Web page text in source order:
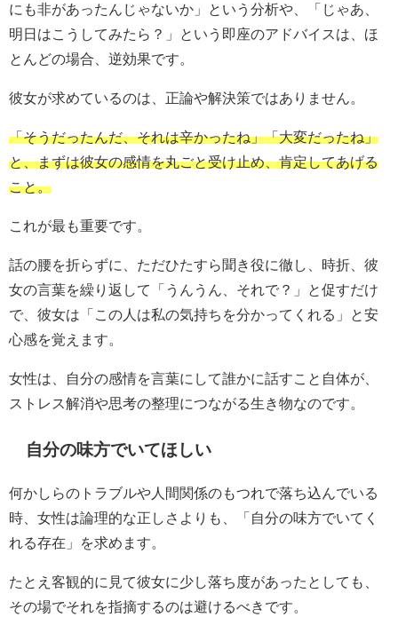
にも非があったんじゃないか」という分析や、「じゃあ、
明日はこうしてみたら？」という即座のアドバイスは、ほ
とんどの場合、逆効果です。
彼女が求めているのは、正論や解決策ではありません。
「そうだったんだ、それは辛かったね」「大変だったね」
と、まずは彼女の感情を丸ごと受け止め、肯定してあげる
こと。
これが最も重要です。
話の腰を折らずに、ただひたすら聞き役に徹し、時折、彼
女の言葉を繰り返して「うんうん、それで？」と促すだけ
で、彼女は「この人は私の気持ちを分かってくれる」と安
心感を覚えます。
女性は、自分の感情を言葉にして誰かに話すこと自体が、
ストレス解消や思考の整理につながる生き物なのです。
自分の味方でいてほしい
何かしらのトラブルや人間関係のもつれで落ち込んでいる
時、女性は論理的な正しさよりも、「自分の味方でいてく
れる存在」を求めます。
たとえ客観的に見て彼女に少し落ち度があったとしても、
その場でそれを指摘するのは避けるべきです。